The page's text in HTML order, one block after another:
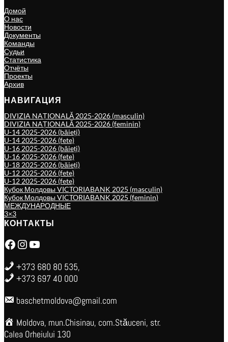
Домой
О нас
Новости
Документы
Команды
Судьи
Статистика
Отчёты
Проекты
Архив
НАВИГАЦИЯ
DIVIZIA NAȚIONALĂ 2025-2026 (masculin)
DIVIZIA NAȚIONALĂ 2025-2026 (feminin)
U-14 2025-2026 (băieți)
U-14 2025-2026 (fete)
U-16 2025-2026 (băieți)
U-16 2025-2026 (fete)
U-18 2025-2026 (băieți)
U-12 2025-2026 (fete)
U-12 2025-2026 (fete)
Кубок Молдовы VICTORIABANK 2025 (masculin)
Кубок Молдовы VICTORIABANK 2025 (feminin)
МЕЖДУНАРОДНЫЕ
3×3
КОНТАКТЫ
Facebook Instagram YouTube
+373 680 80 535,
+373 697 40 000
baschetmoldova@gmail.com
Moldova, mun.Chisinau, com.Stăuceni, str.
Calea Orheiului 130